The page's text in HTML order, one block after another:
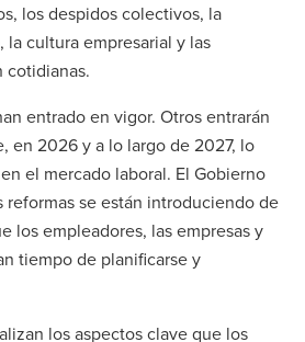
los despidos colectivos, la
cultura empresarial y las
cotidianas.
entrado en vigor. Otros entrarán
en 2026 y a lo largo de 2027, lo
el mercado laboral. El Gobierno
reformas se están introduciendo de
los empleadores, las empresas y
tiempo de planificarse y
los aspectos clave que los